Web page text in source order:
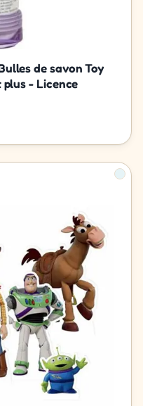
de savon Toy
- Licence